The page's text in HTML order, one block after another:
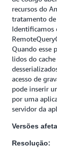
recursos do
tratamento
Identificamos
Quando esse
lidos do
acesso de
pode inserir
por uma
servidor da
Versões
Resolução: